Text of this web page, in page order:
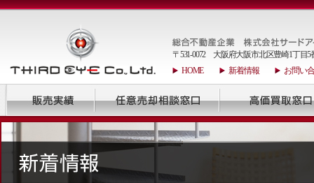
〒531-0072 大阪府大阪市北区豊崎1丁目5
HOME
新着情報 お問い